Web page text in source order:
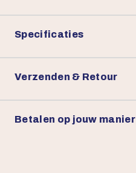
Specificaties
Verzenden & Retour
Betalen op jouw manier